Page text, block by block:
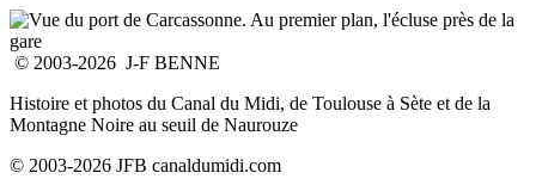
© 2003-2026 J-F BENNE
Histoire et photos du Canal du Midi, de Toulouse à Sète et de la
Montagne Noire au seuil de Naurouze
© 2003-2026 JFB canaldumidi.com